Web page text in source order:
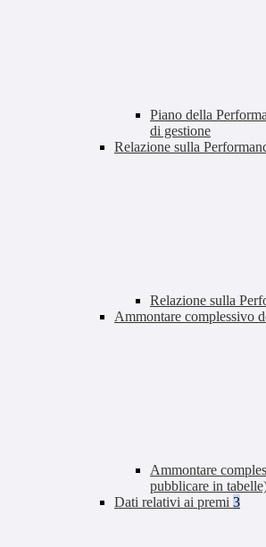
Piano della
di gestione
Relazione sulla
Relazione sulla
Ammontare complessivo
Ammontare
pubblicare in
Dati relativi ai premi 3